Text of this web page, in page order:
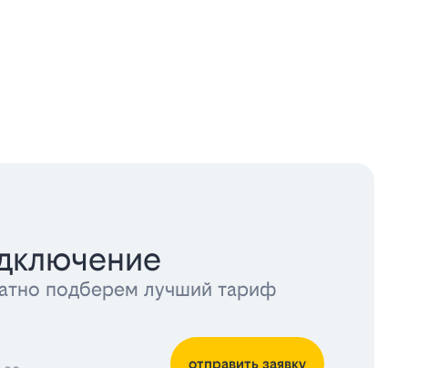
подберем лучший тариф
отправить заявку